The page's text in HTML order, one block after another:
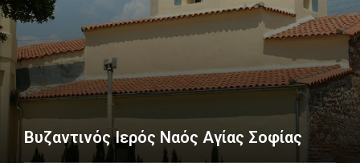
Βυζαντινός Ιερός Ναός Αγίας Σοφίας